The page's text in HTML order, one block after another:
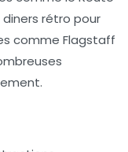
rétro pour
comme Flagstaff